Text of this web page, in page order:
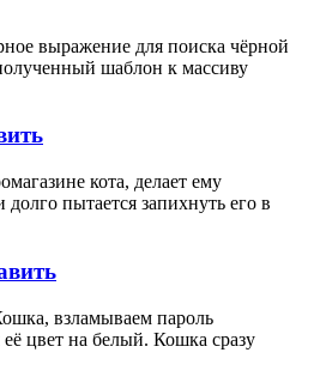
выражение для поиска чёрной
шаблон к массиву
кота, делает ему
пытается запихнуть его в
взламываем пароль
цвет на белый. Кошка сразу